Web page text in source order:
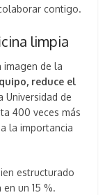
contigo.
limpia
de la
reduce el
Universidad de
400 veces más
la importancia
estructurado
un 15 %.